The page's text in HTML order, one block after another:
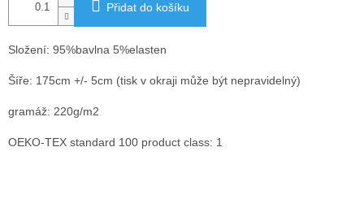
Přidat do košíku
Složení: 95%bavlna 5%elasten
Šíře: 175cm +/- 5cm (tisk v okraji může být nepravidelný)
gramáž: 220g/m2
OEKO-TEX standard 100 product class: 1